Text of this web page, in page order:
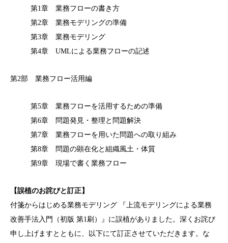
第1章 業務フローの書き方
第2章 業務モデリングの準備
第3章 業務モデリング
第4章 UMLによる業務フローの記述
第2部 業務フロー活用編
第5章 業務フローを活用するための準備
第6章 問題発見・整理と問題解決
第7章 業務フローを用いた問題への取り組み
第8章 問題の顕在化と組織風土・体質
第9章 現場で書く業務フロー
【誤植のお詫びと訂正】
付箋からはじめる業務モデリング 『上流モデリングによる業務
改善手法入門（初版 第1刷）』に誤植がありました。深くお詫び
申し上げますとともに、以下にて訂正させていただきます。な